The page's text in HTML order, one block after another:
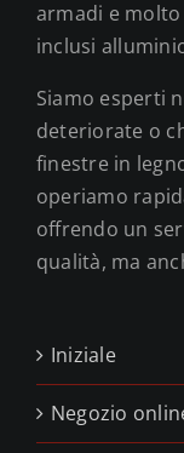
armadi e
inclusi
Siamo esperti
deteriorate o
finestre in
operiamo
offrendo un
qualità, ma
Iniziale
Negozio